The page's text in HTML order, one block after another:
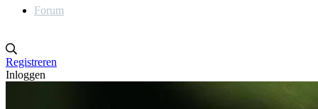
Forum
Registreren
Inloggen